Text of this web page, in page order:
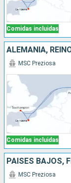
Comidas incluidas
ALEMANIA,
Comidas incluidas
MSC Preziosa
MSC Preziosa